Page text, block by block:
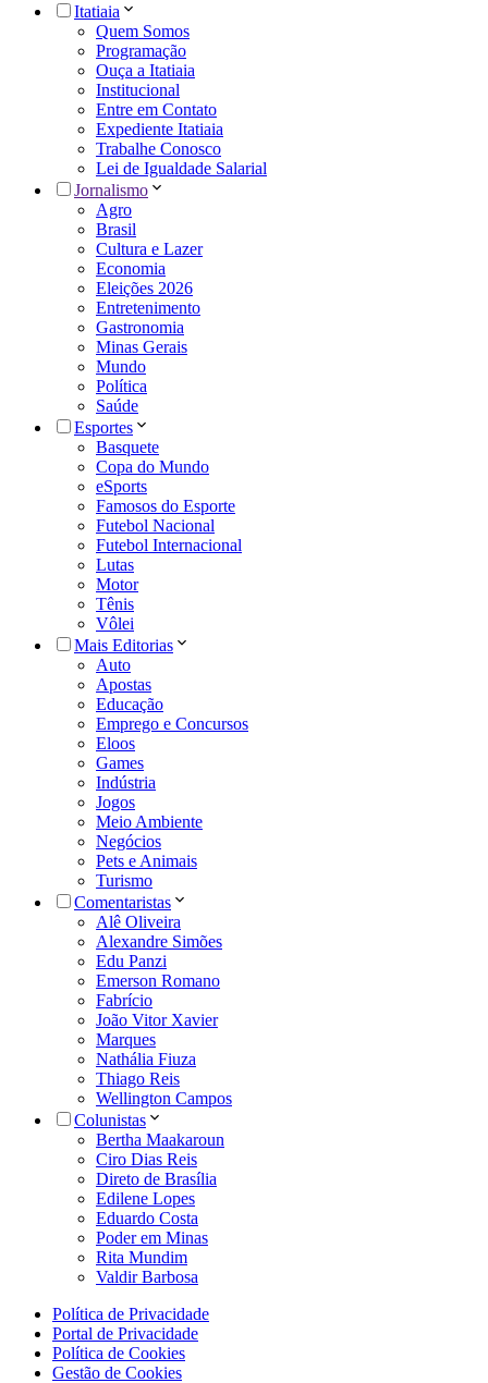
Itatiaia
Quem Somos
Programação
Ouça a Itatiaia
Institucional
Entre em Contato
Expediente Itatiaia
Trabalhe Conosco
Lei de Igualdade Salarial
Jornalismo
Agro
Brasil
Cultura e Lazer
Economia
Eleições 2026
Entretenimento
Gastronomia
Minas Gerais
Mundo
Política
Saúde
Esportes
Basquete
Copa do Mundo
eSports
Famosos do Esporte
Futebol Nacional
Futebol Internacional
Lutas
Motor
Tênis
Vôlei
Mais Editorias
Auto
Apostas
Educação
Emprego e Concursos
Eloos
Games
Indústria
Jogos
Meio Ambiente
Negócios
Pets e Animais
Turismo
Comentaristas
Alê Oliveira
Alexandre Simões
Edu Panzi
Emerson Romano
Fabrício
João Vitor Xavier
Marques
Nathália Fiuza
Thiago Reis
Wellington Campos
Colunistas
Bertha Maakaroun
Ciro Dias Reis
Direto de Brasília
Edilene Lopes
Eduardo Costa
Poder em Minas
Rita Mundim
Valdir Barbosa
Política de Privacidade
Portal de Privacidade
Política de Cookies
Gestão de Cookies